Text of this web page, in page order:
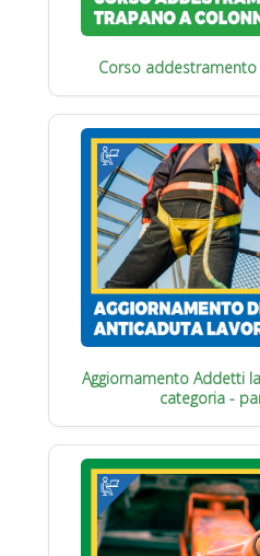
Corso
Aggiornamento Addetti
categoria -